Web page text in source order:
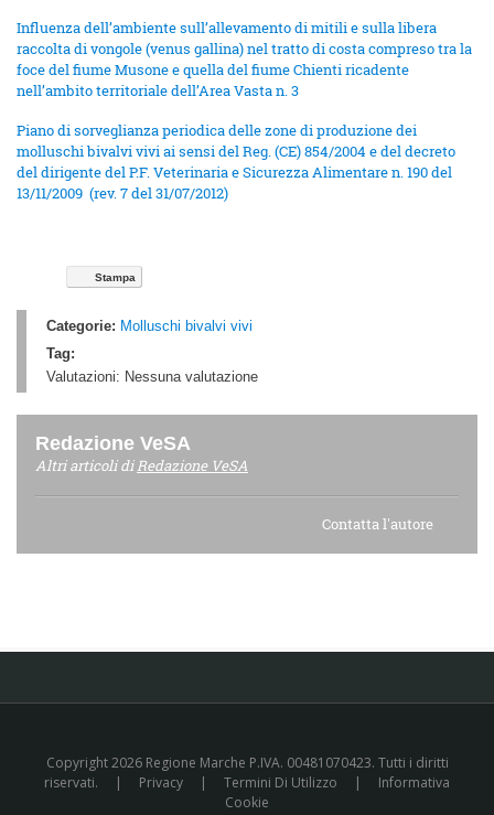
Influenza dell’ambiente sull’allevamento di mitili e sulla libera
raccolta di vongole (venus gallina) nel tratto di costa compreso tra la
foce del fiume Musone e quella del fiume Chienti ricadente
nell’ambito territoriale dell’Area Vasta n. 3
Piano di sorveglianza periodica delle zone di produzione dei
molluschi bivalvi vivi ai sensi del Reg. (CE) 854/2004 e del decreto
del dirigente del P.F. Veterinaria e Sicurezza Alimentare n. 190 del
13/11/2009 (rev. 7 del 31/07/2012)
Stampa
Categorie: Molluschi bivalvi vivi
Tag:
Valutazioni: Nessuna valutazione
Redazione VeSA
Altri articoli diRedazione VeSA
Contatta l'autore
Copyright 2026 Regione Marche P.IVA. 00481070423. Tutti i diritti
riservati.
| Privacy | Termini Di Utilizzo |
Informativa
Cookie